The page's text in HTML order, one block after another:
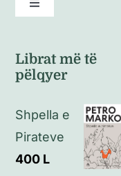
Toggle
Librat më të
pëlqyer
Shpella e
Pirateve
400 L